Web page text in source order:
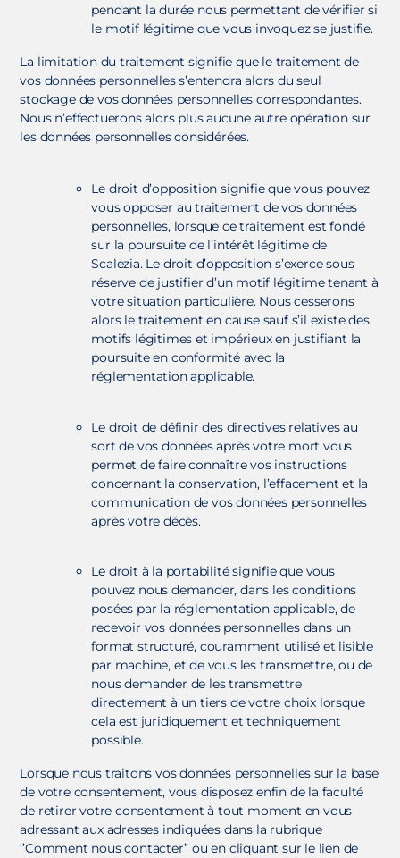
pendant la durée nous permettant de vérifier si
le motif légitime que vous invoquez se justifie.
La limitation du traitement signifie que le traitement de
vos données personnelles s’entendra alors du seul
stockage de vos données personnelles correspondantes.
Nous n’effectuerons alors plus aucune autre opération sur
les données personnelles considérées.
Le droit d’opposition signifie que vous pouvez
vous opposer au traitement de vos données
personnelles, lorsque ce traitement est fondé
sur la poursuite de l’intérêt légitime de
Scalezia. Le droit d’opposition s’exerce sous
réserve de justifier d’un motif légitime tenant à
votre situation particulière. Nous cesserons
alors le traitement en cause sauf s’il existe des
motifs légitimes et impérieux en justifiant la
poursuite en conformité avec la
réglementation applicable.
Le droit de définir des directives relatives au
sort de vos données après votre mort vous
permet de faire connaître vos instructions
concernant la conservation, l’effacement et la
communication de vos données personnelles
après votre décès.
Le droit à la portabilité signifie que vous
pouvez nous demander, dans les conditions
posées par la réglementation applicable, de
recevoir vos données personnelles dans un
format structuré, couramment utilisé et lisible
par machine, et de vous les transmettre, ou de
nous demander de les transmettre
directement à un tiers de votre choix lorsque
cela est juridiquement et techniquement
possible.
Lorsque nous traitons vos données personnelles sur la base
de votre consentement, vous disposez enfin de la faculté
de retirer votre consentement à tout moment en vous
adressant aux adresses indiquées dans la rubrique
‘’Comment nous contacter’’ ou en cliquant sur le lien de